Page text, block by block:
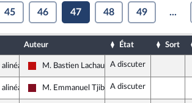
45 46 47 48 49 ...
Auteur État Sort
1
La France insoumise - Nouveau Front
M. Bastien Lachaud A discuter
1
Gauche Démocrate et Républicaine
M. Emmanuel TjibaouA discuter